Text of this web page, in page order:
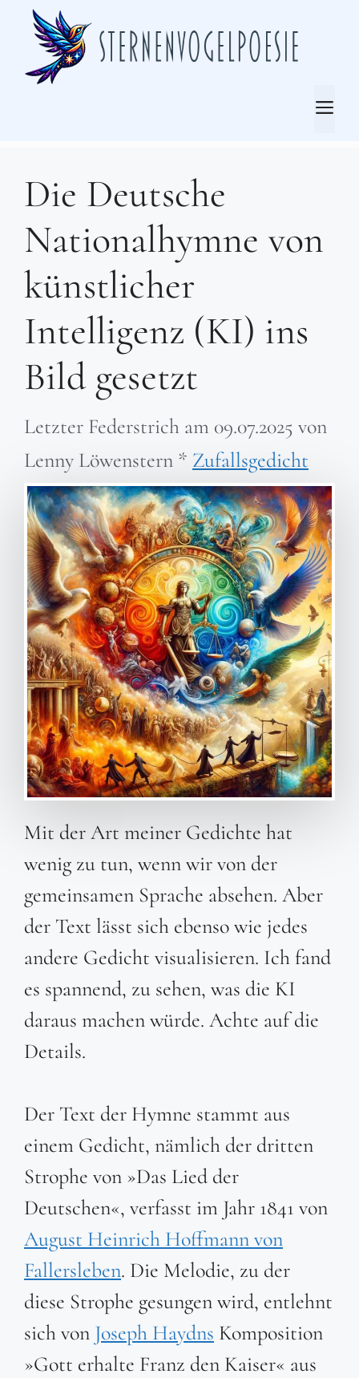
Zum
Inhalt
springen
Die Deutsche
Nationalhymne von
künstlicher
Intelligenz (KI) ins
Bild gesetzt
Letzter Federstrich am 09.07.2025 von
Lenny Löwenstern * Zufallsgedicht
Mit der Art meiner Gedichte hat
wenig zu tun, wenn wir von der
gemeinsamen Sprache absehen. Aber
der Text lässt sich ebenso wie jedes
andere Gedicht visualisieren. Ich fand
es spannend, zu sehen, was die KI
daraus machen würde. Achte auf die
Details.
Der Text der Hymne stammt aus
einem Gedicht, nämlich der dritten
Strophe von »Das Lied der
Deutschen«, verfasst im Jahr 1841 von
August Heinrich Hoffmann von
Fallersleben. Die Melodie, zu der
diese Strophe gesungen wird, entlehnt
sich von Joseph Haydns Komposition
»Gott erhalte Franz den Kaiser« aus